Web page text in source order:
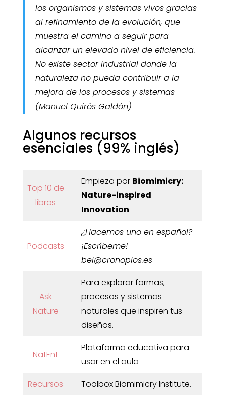
los organismos y sistemas vivos gracias
al refinamiento de la evolución, que
muestra el camino a seguir para
alcanzar un elevado nivel de eficiencia.
No existe sector industrial donde la
naturaleza no pueda contribuir a la
mejora de los procesos y sistemas
(Manuel Quirós Galdón)
Algunos recursos
esenciales (99% inglés)
Top 10 de
libros
Empieza por Biomimicry:
Nature-inspired
Innovation
Podcasts
¿Hacemos uno en español?
¡Escríbeme!
bel@cronopios.es
Ask
Nature
Para explorar formas,
procesos y sistemas
naturales que inspiren tus
diseños.
NatEnt
Plataforma educativa para
usar en el aula
Recursos
Toolbox Biomimicry Institute.